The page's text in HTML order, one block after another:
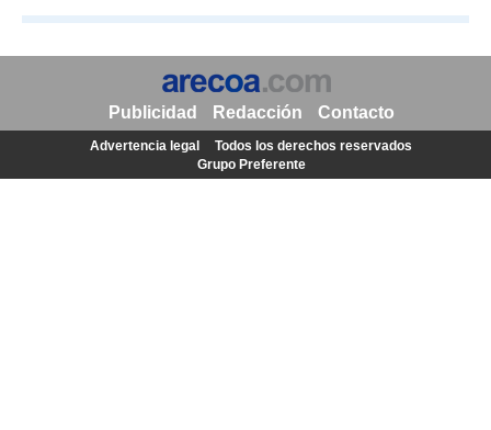
Publicidad Redacción Contacto
Advertencia legal
Todos los derechos reservados
Grupo Preferente